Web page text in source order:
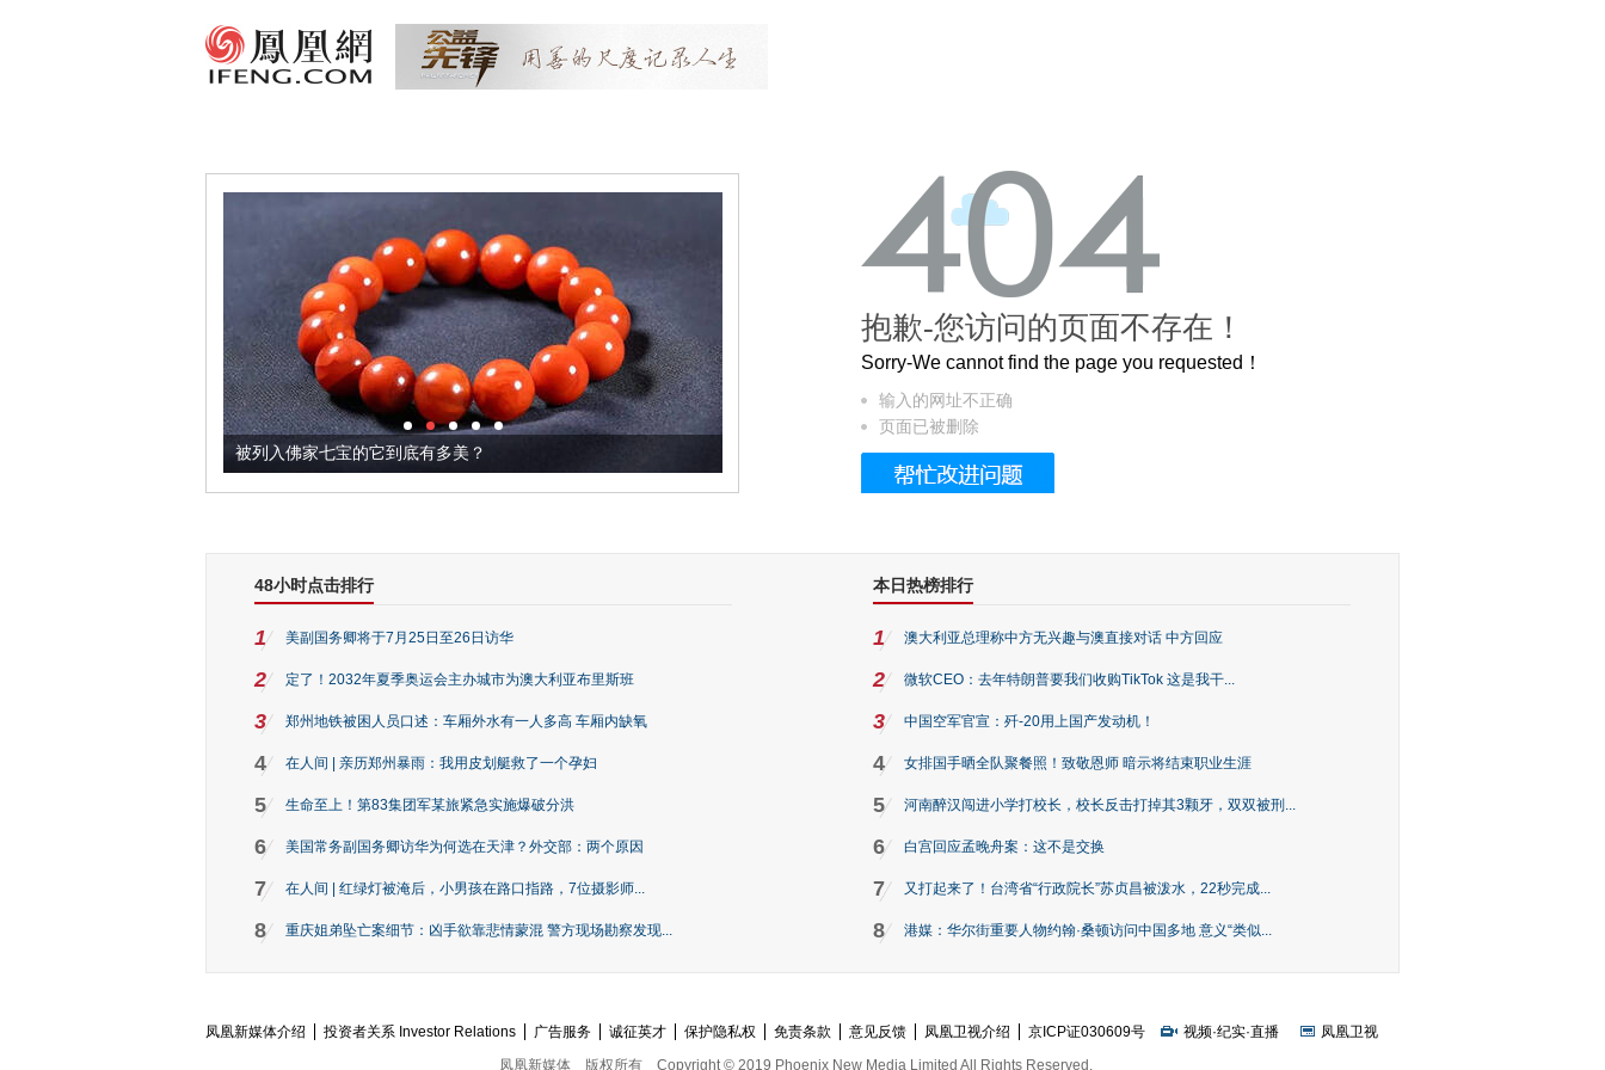
被列入佛家七宝的它到底有多美？ 这个3.2米的长卷，还原了600岁的紫禁城
抱歉-您访问的页面不存在！
Sorry-We cannot find the page you requested！
输入的网址不正确
页面已被删除
48小时点击排行
1 美副国务卿将于7月25日至26日访华
2 定了！2032年夏季奥运会主办城市为澳大利亚布里斯班
3 郑州地铁被困人员口述：车厢外水有一人多高 车厢内缺氧
4 在人间 | 亲历郑州暴雨：我用皮划艇救了一个孕妇
5 生命至上！第83集团军某旅紧急实施爆破分洪
6 美国常务副国务卿访华为何选在天津？外交部：两个原因
7 在人间 | 红绿灯被淹后，小男孩在路口指路，7位摄影师...
8 重庆姐弟坠亡案细节：凶手欲靠悲情蒙混 警方现场勘察发现...
本日热榜排行
1 澳大利亚总理称中方无兴趣与澳直接对话 中方回应
2 微软CEO：去年特朗普要我们收购TikTok 这是我干...
3 中国空军官宣：歼-20用上国产发动机！
4 女排国手晒全队聚餐照！致敬恩师 暗示将结束职业生涯
5 河南醉汉闯进小学打校长，校长反击打掉其3颗牙，双双被刑...
6 白宫回应孟晚舟案：这不是交换
7 又打起来了！台湾省“行政院长”苏贞昌被泼水，22秒完成...
8 港媒：华尔街重要人物约翰·桑顿访问中国多地 意义“类似...
凤凰新媒体介绍 投资者关系 Investor Relations 广告服务 诚征英才 保护隐私权 免责条款 意见反馈 凤凰卫视介绍 京ICP证030609号 视频·纪实·直播
凤凰卫视
凤凰新媒体
版权所有 Copyright © 2019 Phoenix New Media Limited All Rights Reserved.